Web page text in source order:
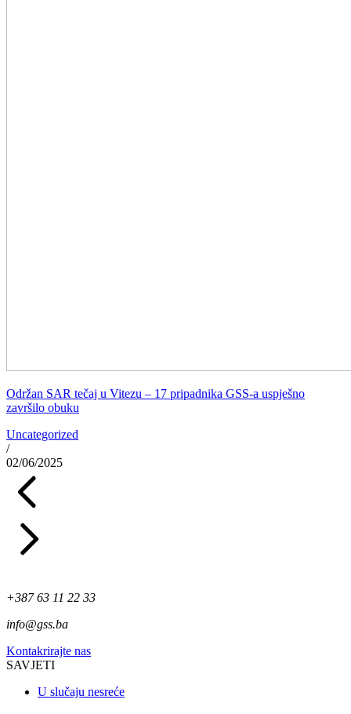
Održan SAR tečaj u Vitezu – 17 pripadnika GSS-a uspješno
završilo obuku
Uncategorized
/
02/06/2025
+387 63 11 22 33
info@gss.ba
Kontakrirajte nas
SAVJETI
U slučaju nesreće